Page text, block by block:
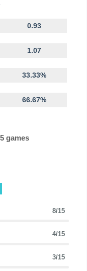
0.93
1.07
33.33%
66.67%
games
8/15
4/15
3/15